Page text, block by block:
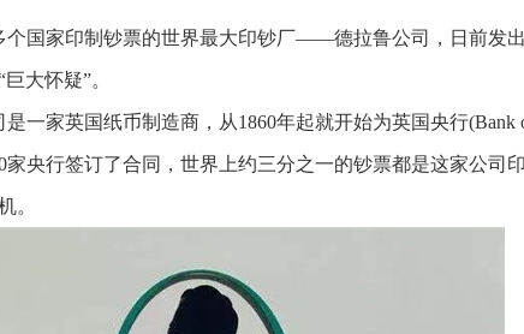
国家印制钞票的世界最大印钞厂——德拉鲁公司，日前发
大怀疑”。
家英国纸币制造商，从1860年起就开始为英国央行(Bank
家央行签订了合同，世界上约三分之一的钞票都是这家公司
。